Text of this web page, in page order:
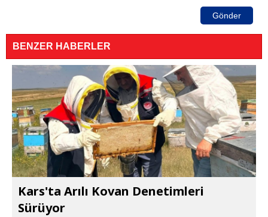
Gönder
BENZER HABERLER
Kars'ta Arılı Kovan Denetimleri
Sürüyor